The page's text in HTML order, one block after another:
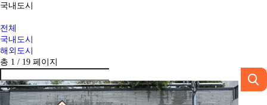
국내도시
전체
국내도시
해외도시
총 1 / 19 페이지